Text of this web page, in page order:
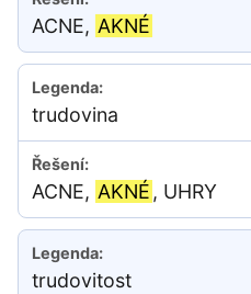
ACNE, AKNÉ
trudovina
ACNE, AKNÉ, UHRY
trudovitost